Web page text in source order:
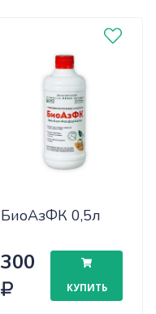
БиоАзФК 0,5л
300
КУПИТЬ